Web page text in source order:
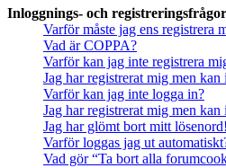
Inloggnings- och registreringsfrågor
Varför måste jag ens registrera
Vad är COPPA?
Varför kan jag inte registrera
Jag har registrerat mig men
Varför kan jag inte logga in?
Jag har registrerat mig men
Jag har glömt bort mitt lösenord!
Varför loggas jag ut
Vad gör “Ta bort alla